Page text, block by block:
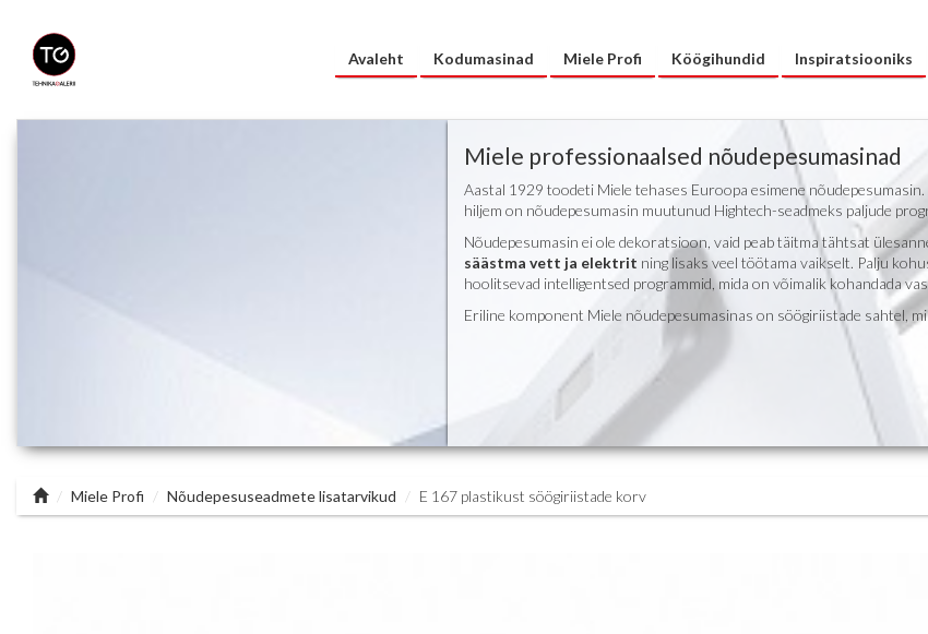
Avaleht Kodumasinad Miele Profi Köögihundid Inspiratsiooniks
Miele professionaalsed nõudepesumasinad
Aastal 1929 toodeti Miele tehases Euroopa esimene
hiljem on nõudepesumasin muutunud Hightech-seadmeks paljude
Nõudepesumasin ei ole dekoratsioon, vaid peab täitma tähtsat
säästma vett ja elektrit ning lisaks veel töötama vaikselt. Palju
hoolitsevad intelligentsed programmid, mida on võimalik kohandada
Eriline komponent Miele nõudepesumasinas on söögiriistade sahtel,
Miele Profi Nõudepesuseadmete lisatarvikud E 167 plastikust söögiriistade korv